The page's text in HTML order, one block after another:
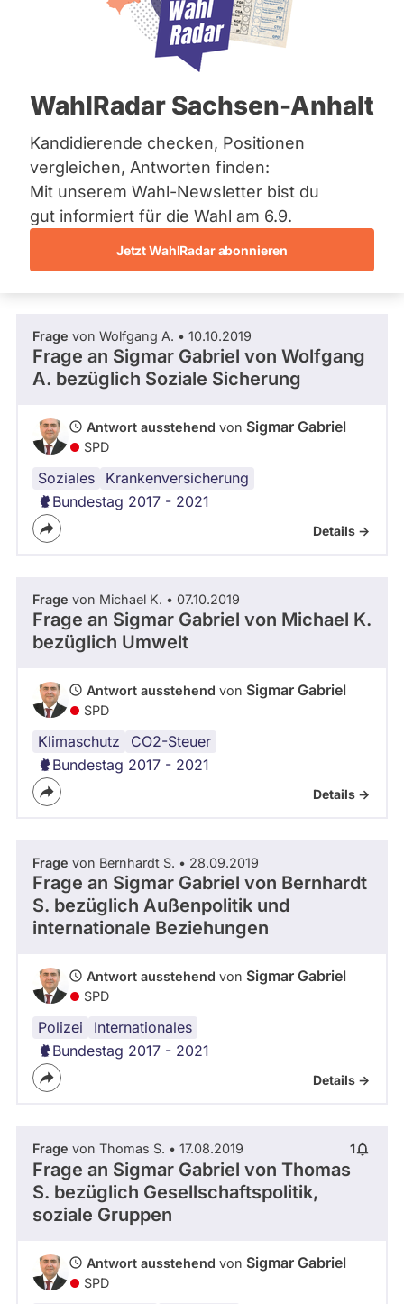
Bremen
Hamburg
Mecklenburg-Vorpommern
Nordrhein-Westfalen
Saarland
Sachsen
Sachsen-Anhalt
Sachsen-Anhalt
Schleswig-Holstein
Thüringen
Archiv
Spenden
WahlRadar Sachsen-Anhalt
Kandidierende checken, Positionen
vergleichen, Antworten finden:
Mit unserem Wahl-Newsletter bist du
gut informiert für die Wahl am 6.9.
Jetzt WahlRadar abonnieren
i
s
SPD
Dieser Politiker hat kein aktuelles und kein
zukünftiges Mandat und keine
Direktandidatur auf Landes-, Bundes- oder
Wahlliste werden bei uns nicht erfasst.
Die Fragefunktion ist für diese Person
derzeit nicht aktiv.
Politiker:innen
aktiven
oder
Mandaten
können
abgeordnetenwatch
befragt
werden.
Fragen und Antworten
Frage von Wolfgang A. • 10.10.2019
Frage an Sigmar Gabriel von Wolfgang
A. bezüglich Soziale Sicherung
Antwort ausstehend von Sigmar Gabriel
SPD
Soziales
Krankenversicherung
Bundestag 2017 - 2021
Details ->
Frage von Michael K. • 07.10.2019
Frage an Sigmar Gabriel von Michael K.
bezüglich Umwelt
Antwort ausstehend von Sigmar Gabriel
SPD
Klimaschutz
CO2-Steuer
Bundestag 2017 - 2021
Details ->
Frage von Bernhardt S. • 28.09.2019
Frage an Sigmar Gabriel von Bernhardt
S. bezüglich Außenpolitik und
internationale Beziehungen
Antwort ausstehend von Sigmar Gabriel
SPD
Polizei Internationales
Saudi-
Arabien
Bundestag 2017 - 2021
Details ->
Frage von Thomas S. • 17.08.2019 1
Frage an Sigmar Gabriel von Thomas
S. bezüglich Gesellschaftspolitik,
soziale Gruppen
Antwort ausstehend von Sigmar Gabriel
SPD